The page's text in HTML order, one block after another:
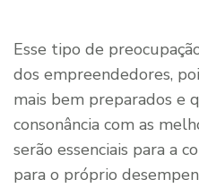
Esse tipo de
dos empreendedores,
mais bem preparados e
consonância com as
serão essenciais para a
para o próprio